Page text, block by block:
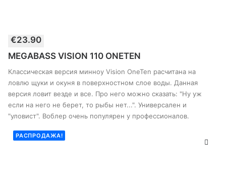
товар
несколько
вариантов.
можно
выбрать
на
странице
€23.90
MEGABASS VISION 110 ONETEN
Классическая версия минноу Vision OneTen расчитана на
ловлю щуки и окуня в поверхностном слое воды. Данная
версия ловит везде и все. Про него можно сказать: "Ну уж
если на него не берет, то рыбы нет...". Универсален и
"уловист". Воблер очень популярен у профессионалов.
РАСПРОДАЖА!